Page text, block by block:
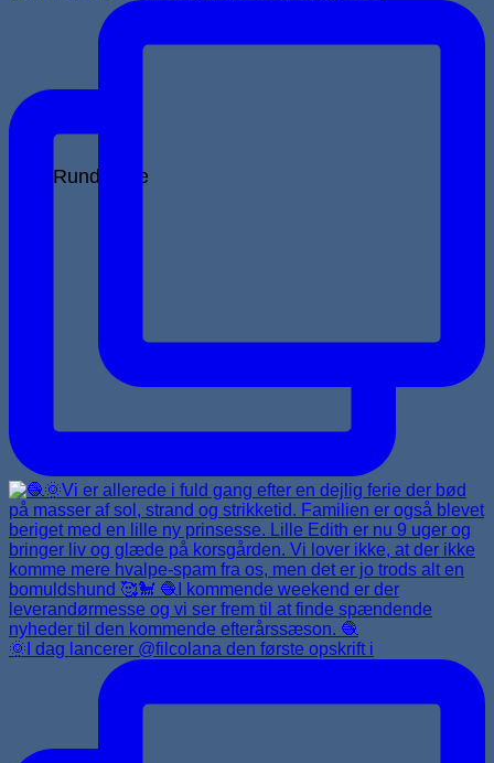
Rundpinde
🌞I dag lancerer @filcolana den første opskrift i